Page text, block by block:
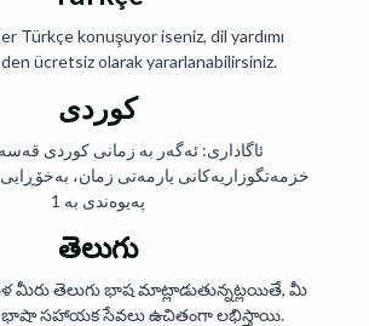
Türkçe konuşuyor iseniz, dil yardımı
ücretsiz olarak yararlanabilirsiniz.
کوردی
ئاگاداری: ئەگەر بە زمانی کوردی
خزمەتگوزاریەکانی یارمەتی زمان،
پەیوەندی بە 1
తెలుగు
మీరు తెలుగు భాష మాట్లాడుతున్నట్లయితే, మీ
భాషా సహాయక సేవలు ఉచితంగా లభిస్తాయి.